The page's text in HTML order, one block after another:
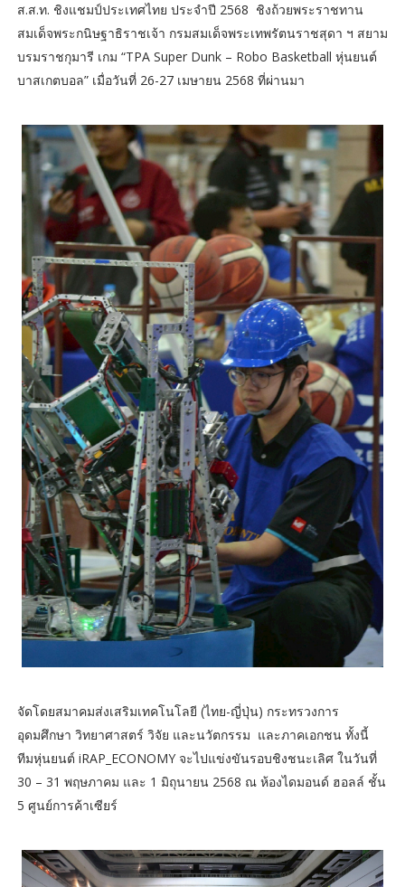
ส.ส.ท. ชิงแชมป์ประเทศไทย ประจำปี 2568 ชิงถ้วยพระราชทาน
สมเด็จพระกนิษฐาธิราชเจ้า กรมสมเด็จพระเทพรัตนราชสุดา ฯ สยาม
บรมราชกุมารี เกม “TPA Super Dunk – Robo Basketball หุ่นยนต์
บาสเกตบอล” เมื่อวันที่ 26-27 เมษายน 2568 ที่ผ่านมา
จัดโดยสมาคมส่งเสริมเทคโนโลยี (ไทย-ญี่ปุ่น) กระทรวงการ
อุดมศึกษา วิทยาศาสตร์ วิจัย และนวัตกรรม และภาคเอกชน ทั้งนี้
ทีมหุ่นยนต์ iRAP_ECONOMY จะไปแข่งขันรอบชิงชนะเลิศ ในวันที่
30 – 31 พฤษภาคม และ 1 มิถุนายน 2568 ณ ห้องไดมอนด์ ฮอลล์ ชั้น
5 ศูนย์การค้าเซียร์